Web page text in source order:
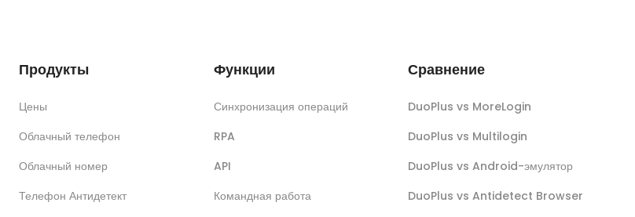
Продукты
Цены
Облачный телефон
Облачный номер
Телефон Антидетект
Функции
Синхронизация операций
RPA
API
Командная работа
Сравнение
DuoPlus vs MoreLogin
DuoPlus vs Multilogin
DuoPlus vs Android-эмулятор
DuoPlus vs Antidetect Browser